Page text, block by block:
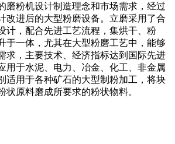
磨粉机设计制造理念和市场需求，经过
改进后的大型粉磨设备。立磨采用了合
计，配合先进工艺流程，集烘干、粉
于一体，尤其在大型粉磨工艺中，能够
求，主要技术、经济指标达到国际先进
用于水泥、电力、冶金、化工、非金属
适用于各种矿石的大型制粉加工，将块
状原料磨成所要求的粉状物料。